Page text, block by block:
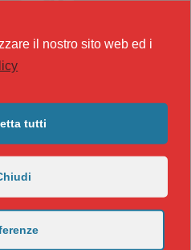
il nostro sito web ed i
tutti